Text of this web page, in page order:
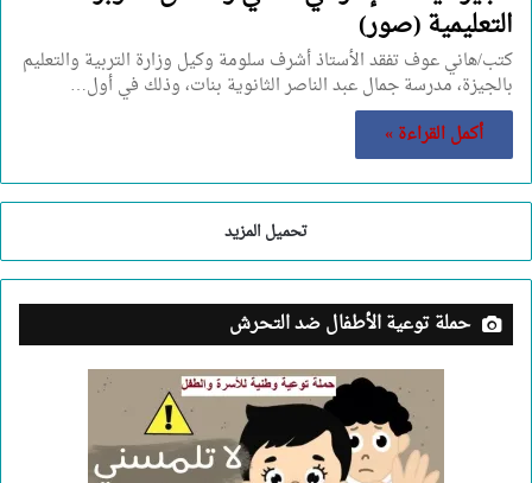
التعليمية (صور)
كتب/هاني عوف تفقد الأستاذ أشرف سلومة وكيل وزارة التربية والتعليم
بالجيزة، مدرسة جمال عبد الناصر الثانوية بنات، وذلك في أول…
أكمل القراءة »
تحميل المزيد
حملة توعية الأطفال ضد التحرش